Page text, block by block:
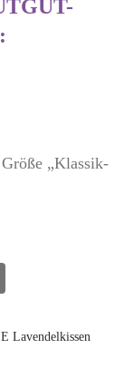
„Klassik-
Lavendelkissen